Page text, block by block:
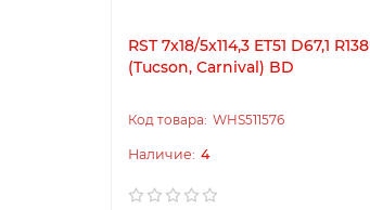
RST 7x18/5x114,3 ET51 D67,1 R138
(Tucson, Carnival) BD
WHS511576
4